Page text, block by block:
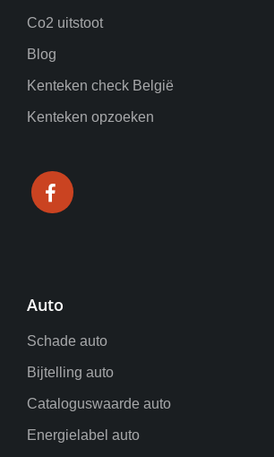
Co2 uitstoot
Blog
Kenteken check België
Kenteken opzoeken
Auto
Schade auto
Bijtelling auto
Cataloguswaarde auto
Energielabel auto